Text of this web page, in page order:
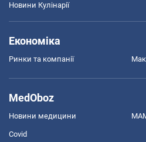
Новини Кулінарії
Економіка
Ринки та компанії
MedOboz
Новини медицини
Covid